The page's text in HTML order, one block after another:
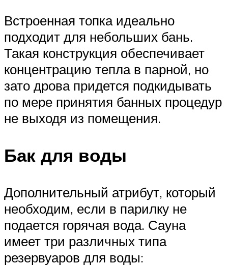
Встроенная топка идеально
подходит для небольших бань.
Такая конструкция обеспечивает
концентрацию тепла в парной, но
зато дрова придется подкидывать
по мере принятия банных процедур
не выходя из помещения.
Бак для воды
Дополнительный атрибут, который
необходим, если в парилку не
подается горячая вода. Сауна
имеет три различных типа
резервуаров для воды: